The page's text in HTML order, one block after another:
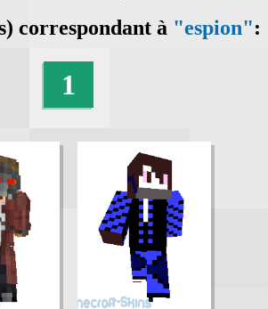
correspondant à "espion":
1